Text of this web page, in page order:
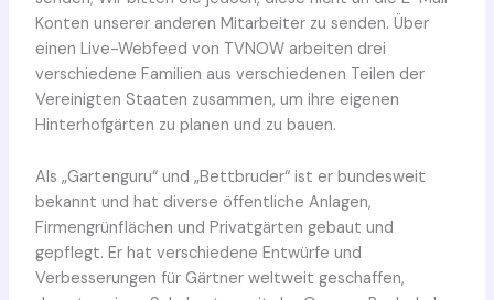
Konten unserer anderen Mitarbeiter zu senden. Über
einen Live-Webfeed von TVNOW arbeiten drei
verschiedene Familien aus verschiedenen Teilen der
Vereinigten Staaten zusammen, um ihre eigenen
Hinterhofgärten zu planen und zu bauen.
Als „Gartenguru“ und „Bettbruder“ ist er bundesweit
bekannt und hat diverse öffentliche Anlagen,
Firmengrünflächen und Privatgärten gebaut und
gepflegt. Er hat verschiedene Entwürfe und
Verbesserungen für Gärtner weltweit geschaffen,